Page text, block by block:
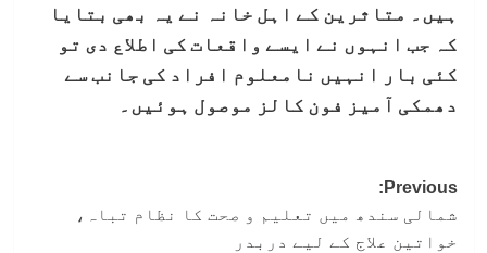
ہیں۔ متاثرین کے اہل خانہ نے یہ بھی بتایا
کہ جب انہوں نے ایسے واقعات کی اطلاع دی تو
کئی بار انہیں نامعلوم افراد کی جانب سے
دھمکی آمیز فون کالز موصول ہوئیں۔
Post
navigation
Previous:
شمالی سندھ میں تعلیم و صحت کا نظام تباہ،
خواتین علاج کے لیے دربدر